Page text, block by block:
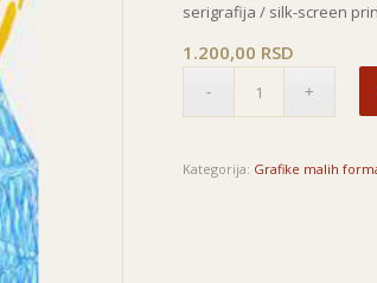
serigrafija / silk-screen
1.200,00 RSD
Kategorija: Grafike malih